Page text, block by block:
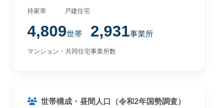
持家率 戸建住宅
4,809世帯
マンション・共同住宅
2,931事業所
事業所数
世帯構成・昼間人口（令和2年国勢調査）